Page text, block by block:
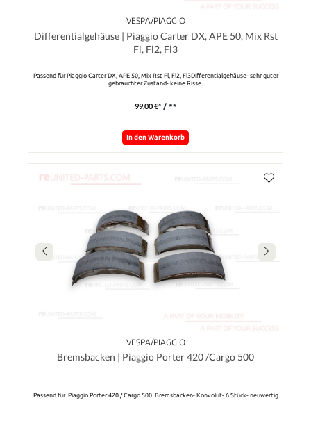
VESPA/PIAGGIO
Differentialgehäuse | Piaggio Carter DX, APE 50, Mix Rst
Fl, Fl2, Fl3
Passend für Piaggio Carter DX, APE 50, Mix Rst Fl, Fl2, Fl3Differentialgehäuse- sehr guter
gebrauchter Zustand- keine Risse.
99,00 €* / **
In den Warenkorb
VESPA/PIAGGIO
Bremsbacken | Piaggio Porter 420 /Cargo 500
Passend für Piaggio Porter 420 / Cargo 500 Bremsbacken- Konvolut- 6 Stück- neuwertig